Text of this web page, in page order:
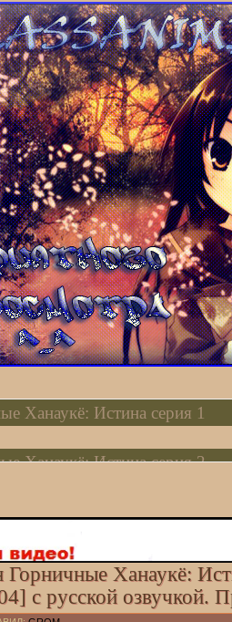
Ханаукё: Истина серия 1
Ханаукё: Истина серия 2
Ханаукё: Истина серия 4
Ханаукё: Истина серия 5
Горничные Ханаукё:
с русской озвучкой.